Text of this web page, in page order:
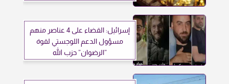
إسرائيل: القضاء على 4 عناصر منهم
مسؤول الدعم اللوجستي لقوة
”الرضوان” حزب الله